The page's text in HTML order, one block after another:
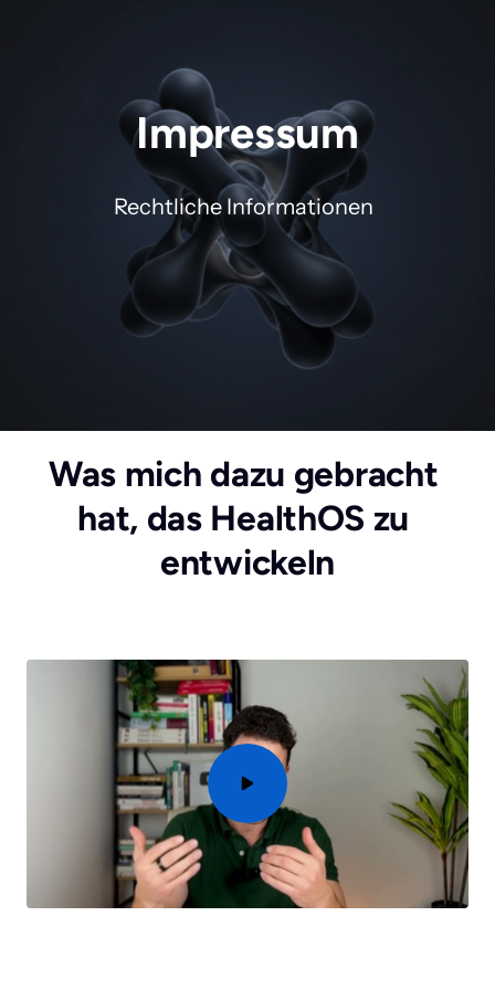
Impressum
Rechtliche Informationen
Was mich dazu gebracht
hat, das HealthOS zu
entwickeln